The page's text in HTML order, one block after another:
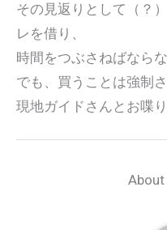
その見返りとして（？
レを借り、
時間をつぶさねばなら
でも、買うことは強制
現地ガイドさんとお喋